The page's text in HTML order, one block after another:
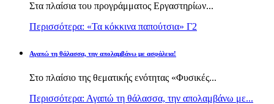
Στα πλαίσια του προγράμματος Εργαστηρίων...
Περισσότερα: «Τα κόκκινα παπούτσια» Γ2
Αγαπώ τη θάλασσα, την απολαμβάνω με ασφάλεια!
Στο πλαίσιο της θεματικής ενότητας «Φυσικές...
Περισσότερα: Αγαπώ τη θάλασσα, την απολαμβάνω με...